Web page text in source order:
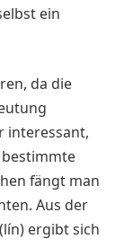
ein
da die
interessant,
bestimmte
fängt man
Aus der
ergibt sich